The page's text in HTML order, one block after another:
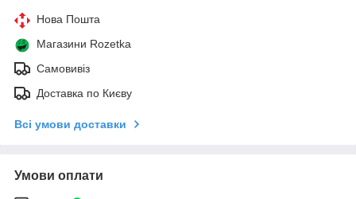
Нова Пошта
Магазини Rozetka
Самовивіз
Доставка по Києву
Всі умови доставки
Умови оплати